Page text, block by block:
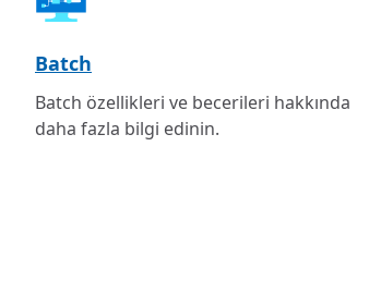
Batch
Batch özellikleri ve becerileri hakkında
daha fazla bilgi edinin.